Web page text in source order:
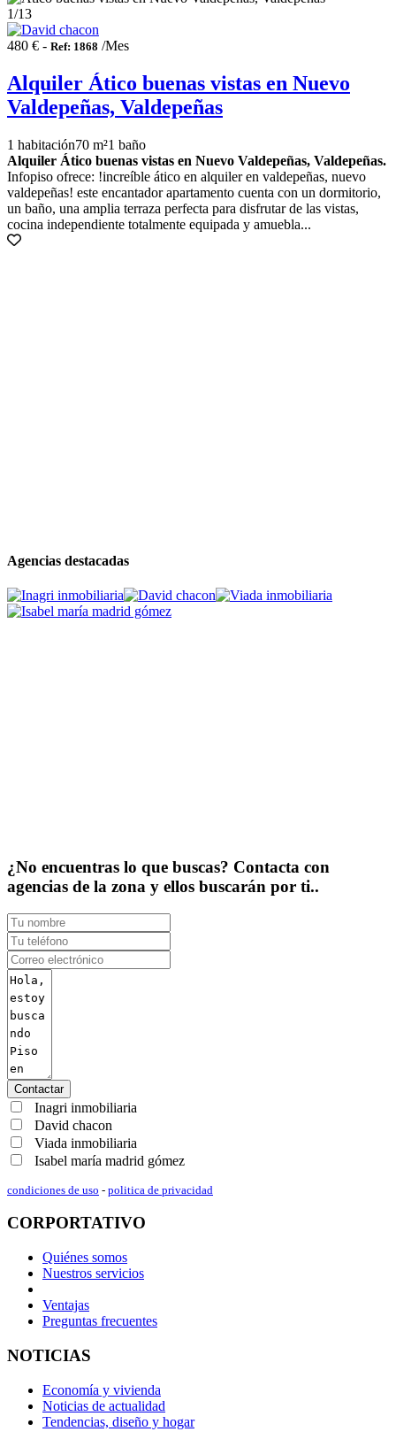
1/13
480 € - Ref: 1868 /Mes
Alquiler Ático buenas vistas en Nuevo
Valdepeñas, Valdepeñas
1 habitación70 m²1 baño
Alquiler Ático buenas vistas en Nuevo Valdepeñas, Valdepeñas.
Infopiso ofrece: !increíble ático en alquiler en valdepeñas, nuevo
valdepeñas! este encantador apartamento cuenta con un dormitorio,
un baño, una amplia terraza perfecta para disfrutar de las vistas,
cocina independiente totalmente equipada y amuebla...
Agencias destacadas
¿No encuentras lo que buscas? Contacta con
agencias de la zona y ellos buscarán por ti..
Contactar
Inagri inmobiliaria
David chacon
Viada inmobiliaria
Isabel maría madrid gómez
condiciones de uso - politica de privacidad
CORPORTATIVO
Quiénes somos
Nuestros servicios
Ventajas
Preguntas frecuentes
NOTICIAS
Economía y vivienda
Noticias de actualidad
Tendencias, diseño y hogar